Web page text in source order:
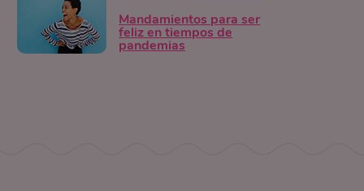
Mandamientos para ser
feliz en tiempos de
pandemias